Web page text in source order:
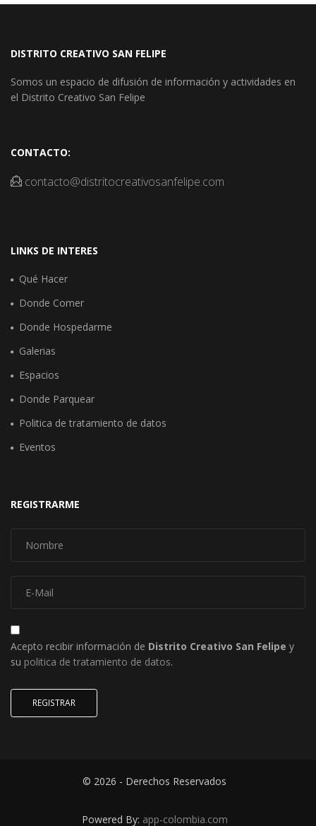
DISTRITO CREATIVO SAN FELIPE
Somos un espacio de difusión de información y actividades en
el Distrito Creativo San Felipe
CONTACTO:
contacto@distritocreativosanfelipe.com
LINKS DE INTERES
Qué Hacer
Donde Comer
Donde Hospedarme
Galerias
Espacios
Donde Parquear
Politica de tratamiento de datos
Eventos
REGISTRARME
Acepto recibir información de Distrito Creativo San Felipe y
su politica de tratamiento de datos.
REGISTRAR
© 2026 - Derechos Reservados
Powered By: app-colombia.com